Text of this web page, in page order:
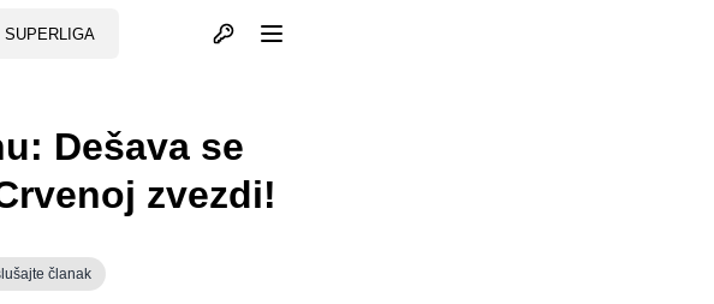
SUPERLIGA Otvori profil
Dešava se
zvezdi!
članak